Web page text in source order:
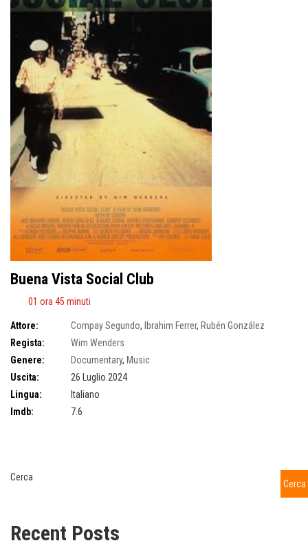
Buena Vista Social Club
01 ora 45 minuti
Attore: Compay Segundo, Ibrahim Ferrer, Rubén González
Regista:
Wim Wenders
Genere:
Documentary, Music
Uscita:
26 Luglio 2024
Lingua:
Italiano
Imdb:
7.6
Cerca
Cerca
Recent Posts